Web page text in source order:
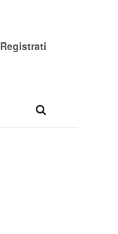
Registrati